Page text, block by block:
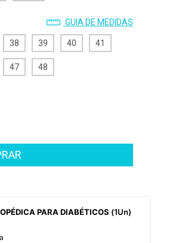
GUIA DE MEDIDAS
38 39 40 41
47 48
PARA DIABÉTICOS (1Un)